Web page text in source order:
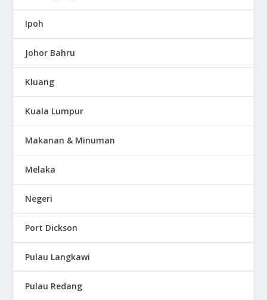
Ipoh
Johor Bahru
Kluang
Kuala Lumpur
Makanan & Minuman
Melaka
Negeri
Port Dickson
Pulau Langkawi
Pulau Redang